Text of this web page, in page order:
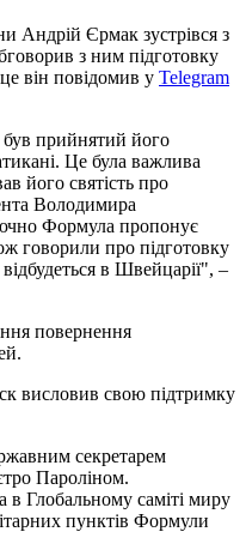
Андрій Єрмак зустрівся з
з ним підготовку
він повідомив у Telegram
був прийнятий його
Це була важлива
його святість про
Володимира
Формула пропонує
говорили про підготовку
в Швейцарії", –
повернення
висловив свою підтримку
секретарем
Пароліном.
в Глобальному саміті миру
пунктів Формули